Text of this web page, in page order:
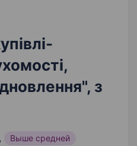
з
, Выше средней